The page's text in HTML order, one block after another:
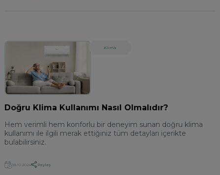
Klima
Doğru Klima Kullanımı Nasıl Olmalıdır?
Hem verimli hem konforlu bir deneyim sunan doğru klima
kullanımı ile ilgili merak ettiğiniz tüm detayları içerikte
bulabilirsiniz.
18.10.2024 Paylaş